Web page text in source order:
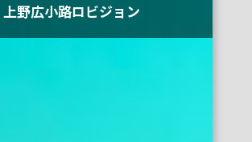
上野広小路ロビジョン